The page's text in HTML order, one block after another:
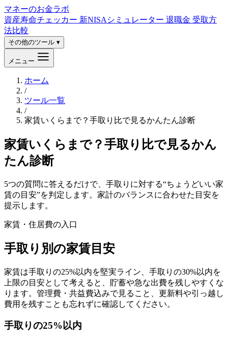
マネーのお金ラボ
資産寿命チェッカー 新NISAシミュレーター 退職金 受取方
法比較
その他のツール ▾
メニュー
ホーム
/
ツール一覧
/
家賃いくらまで？手取り比で見るかんたん診断
家賃いくらまで？手取り比で見るかん
たん診断
5つの質問に答えるだけで、手取りに対する“ちょうどいい家
賃の目安”を判定します。家計のバランスに合わせた目安を
提示します。
家賃・住居費の入口
手取り別の家賃目安
家賃は手取りの25%以内を堅実ライン、手取りの30%以内を
上限の目安として考えると、貯蓄や急な出費を残しやすくな
ります。管理費・共益費込みで見ること、更新料や引っ越し
費用を残すことも忘れずに確認してください。
手取りの25%以内